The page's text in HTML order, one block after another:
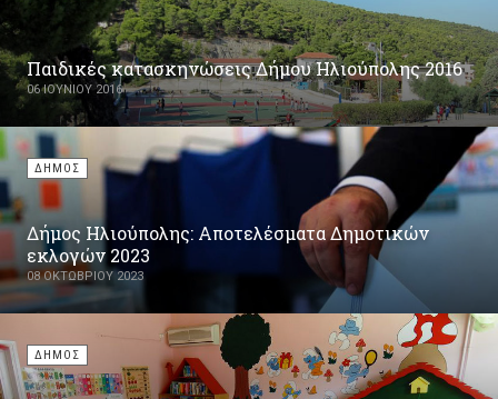
Παιδικές κατασκηνώσεις Δήμου Ηλιούπολης 2016
06 ΙΟΥΝΊΟΥ 2016
ΔΗΜΟΣ
Δήμος Ηλιούπολης: Αποτελέσματα Δημοτικών
εκλογών 2023
08 ΟΚΤΩΒΡΊΟΥ 2023
ΔΗΜΟΣ